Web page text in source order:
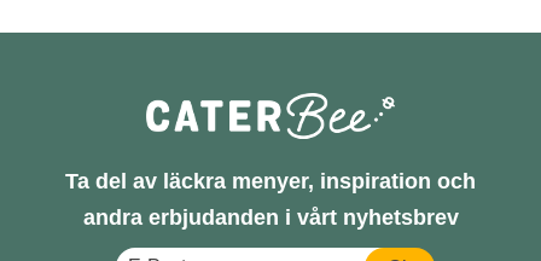
Ta del av läckra menyer, inspiration och
andra erbjudanden i vårt nyhetsbrev